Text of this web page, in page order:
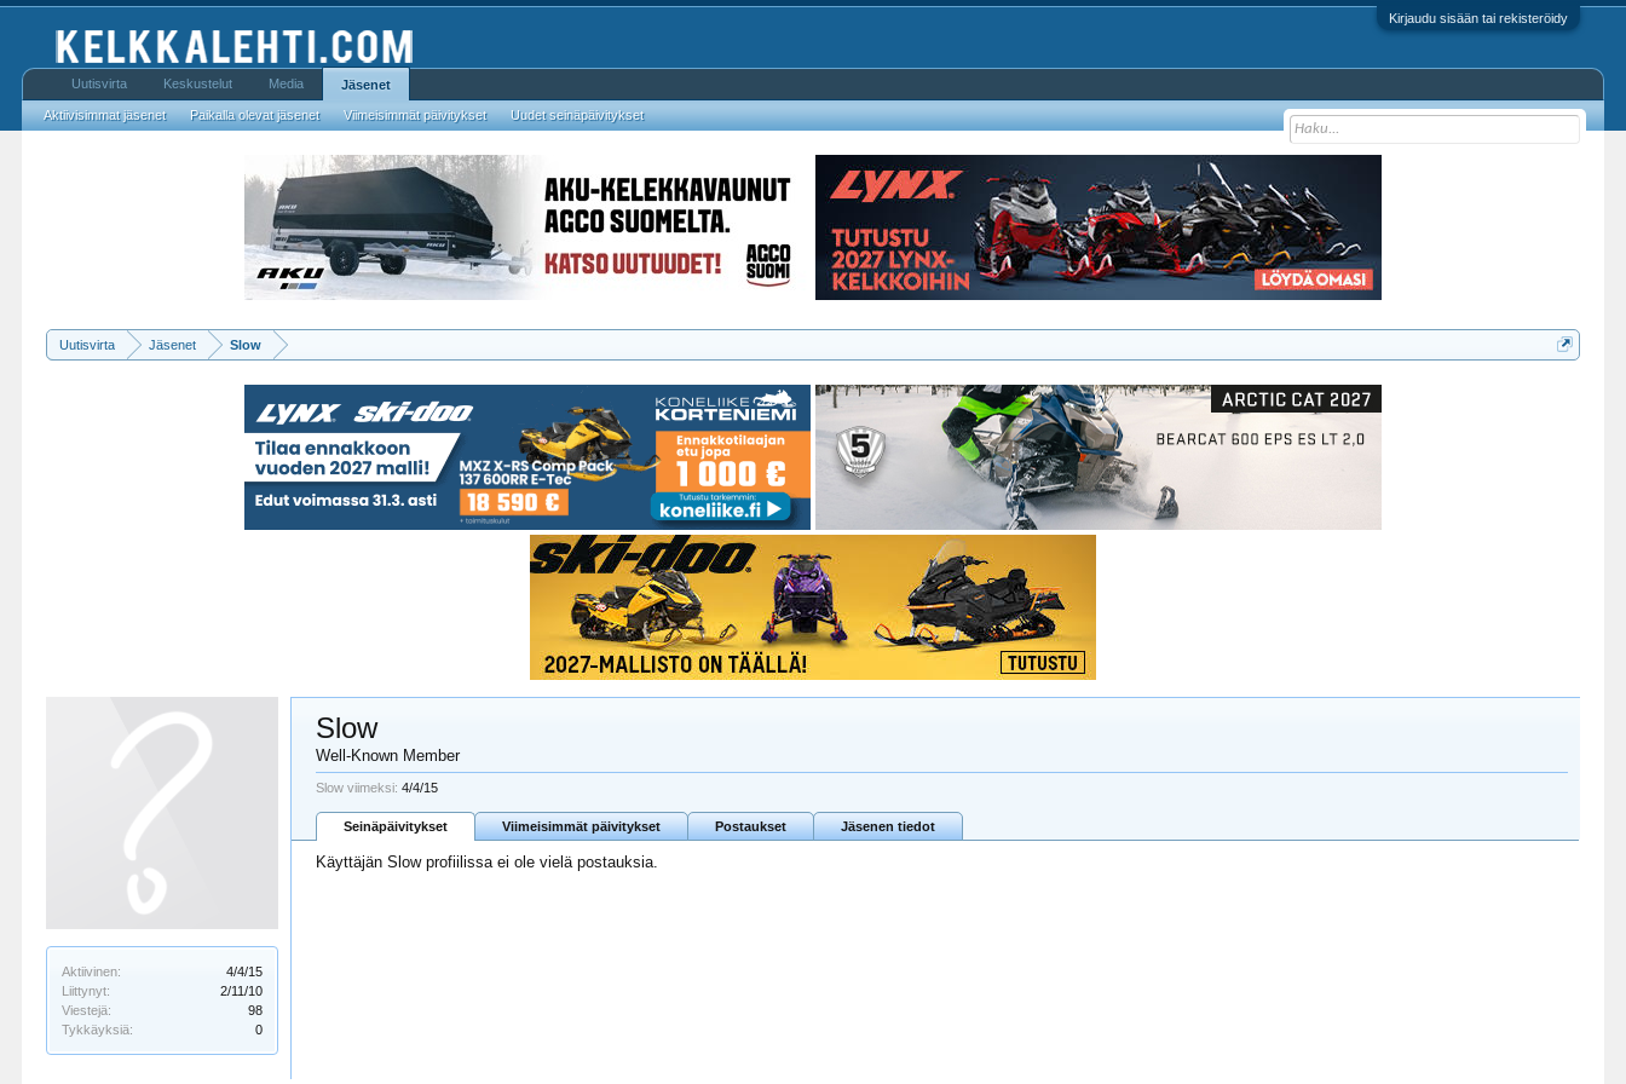
Kirjaudu sisään tai rekisteröidy
Uutisvirta Jäsenet Slow
Aktiivinen:
4/4/15
Liittynyt:
2/11/10
Viestejä:
98
Tykkäyksiä:
0
Slow
Well-Known Member
Slow viimeksi: 4/4/15
Seinäpäivitykset Viimeisimmät päivitykset Postaukset Jäsenen tiedot
Käyttäjän Slow profiilissa ei ole vielä postauksia.
Uutisvirta Keskustelut Media Jäsenet
Aktiivisimmat jäsenet Paikalla olevat jäsenet Viimeisimmät päivitykset Uudet seinäpäivitykset